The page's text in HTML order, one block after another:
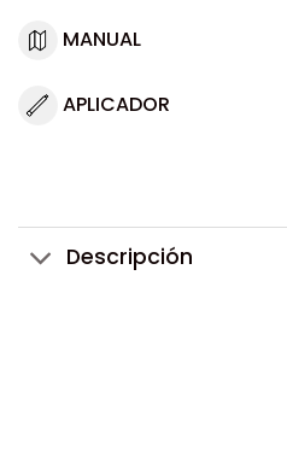
MANUAL
APLICADOR
Descripción